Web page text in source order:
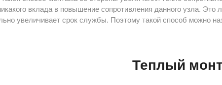
вклада в повышение сопротивления данного узла.
увеличивает срок службы. Поэтому такой способ можно
Теплый